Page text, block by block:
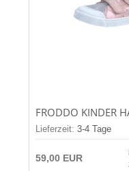
Lieferzeit: 3-4 Tage
59,00 EUR